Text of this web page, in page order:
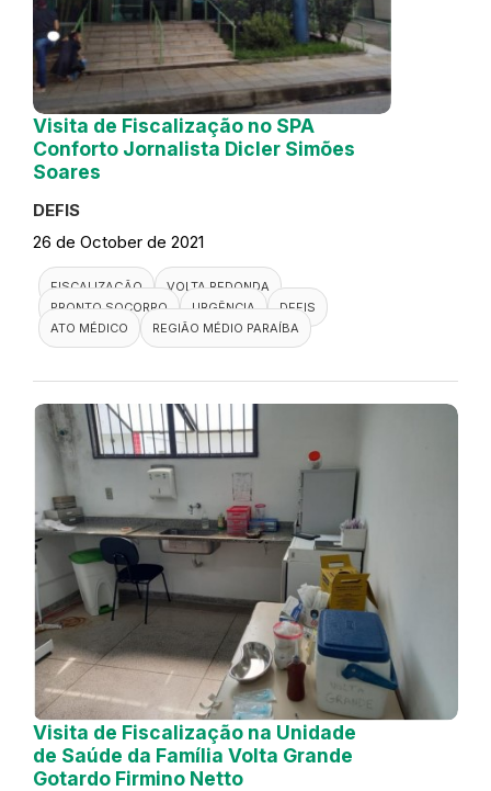
Visita de Fiscalização no SPA
Conforto Jornalista Dicler Simões
Soares
DEFIS
26 de October de 2021
FISCALIZAÇÃO
VOLTA REDONDA
PRONTO SOCORRO
URGÊNCIA
DEFIS
ATO MÉDICO
REGIÃO MÉDIO PARAÍBA
Visita de Fiscalização na Unidade
de Saúde da Família Volta Grande
Gotardo Firmino Netto